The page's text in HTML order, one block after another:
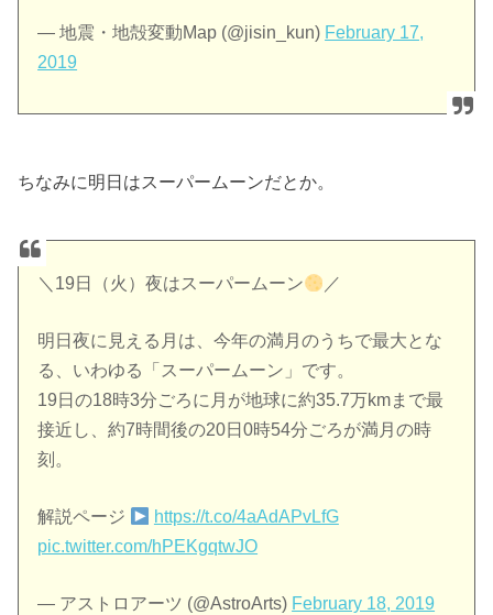
— 地震・地殻変動Map (@jisin_kun) February 17,
2019
ちなみに明日はスーパームーンだとか。
＼19日（火）夜はスーパームーン ／
明日夜に見える月は、今年の満月のうちで最大とな
る、いわゆる「スーパームーン」です。
19日の18時3分ごろに月が地球に約35.7万kmまで最
接近し、約7時間後の20日0時54分ごろが満月の時
刻。
解説ページ
https://t.co/4aAdAPvLfG
pic.twitter.com/hPEKgqtwJO
— アストロアーツ (@AstroArts) February 18, 2019